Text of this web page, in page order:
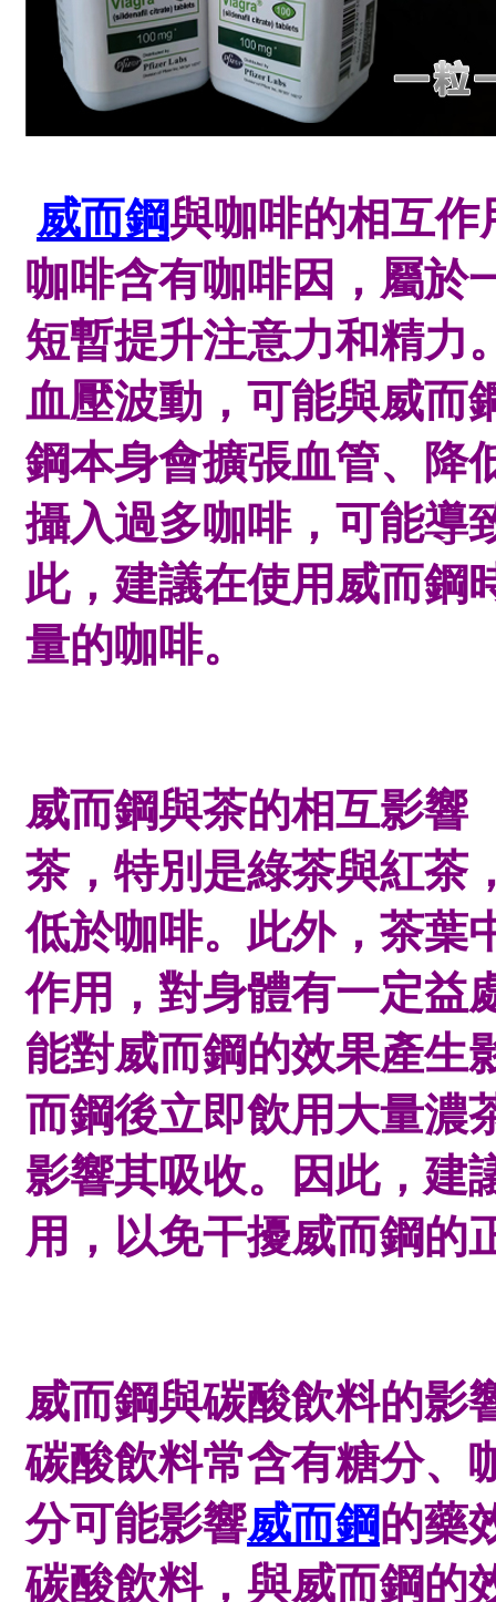
威而鋼與咖啡的相互
咖啡含有咖啡因，屬於
短暫提升注意力和精力
血壓波動，可能與威而
鋼本身會擴張血管、降
攝入過多咖啡，可能導
此，建議在使用威而鋼
量的咖啡。
威而鋼與茶的相互影響
茶，特別是綠茶與紅茶
低於咖啡。此外，茶葉
作用，對身體有一定益
能對威而鋼的效果產生
而鋼後立即飲用大量濃
影響其吸收。因此，建
用，以免干擾威而鋼的
威而鋼與碳酸飲料的
碳酸飲料常含有糖分、
分可能影響威而鋼的藥
碳酸飲料，與威而鋼的